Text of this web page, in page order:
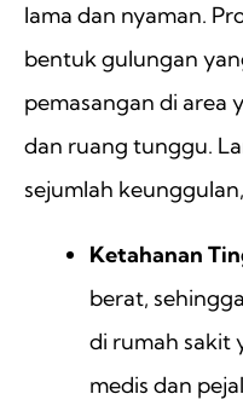
lama dan nyaman.
bentuk gulungan
pemasangan di area
dan ruang tunggu.
sejumlah
Ketahanan
berat,
di rumah sakit
medis dan